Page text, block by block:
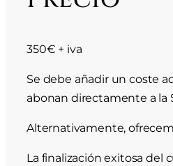
350€ + iva
Se debe añadir un coste
abonan directamente a la
Alternativamente,
La finalización exitosa del